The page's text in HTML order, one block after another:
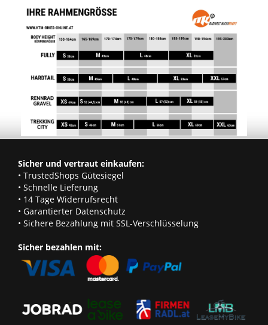
Sicher und vertraut einkaufen:
• TrustedShops Gütesiegel
• Schnelle Lieferung
• 14 Tage Widerrufsrecht
• Garantierter Datenschutz
• Sichere Bezahlung mit SSL-Verschlüsselung
Sicher bezahlen mit: